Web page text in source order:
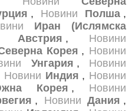
, Новини Полша ,
Иран (Ислямска
Австрия , Новини
Корея , Новини
Унгария , Новини
Новини Индия , Новини
Корея , Новини
, Новини Дания ,